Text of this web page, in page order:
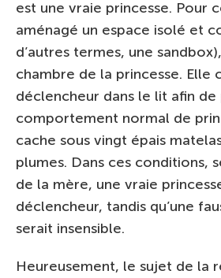
est une vraie princesse. Pour
aménagé un espace isolé et
d’autres termes, une
chambre de la princesse. Elle
déclencheur dans le lit afin
comportement normal de
cache sous vingt épais
plumes. Dans ces conditions,
de la mère, une vraie
déclencheur, tandis qu’une
serait insensible.
Heureusement, le sujet de la